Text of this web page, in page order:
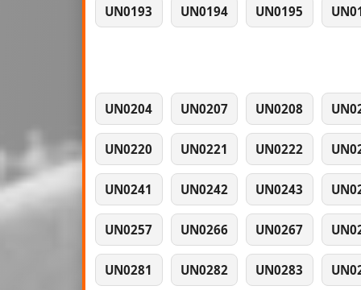
UN0193 UN0194 UN0195
UN0204 UN0207 UN0208
UN0220 UN0221 UN0222
UN0241 UN0242 UN0243
UN0257 UN0266 UN0267
UN0281 UN0282 UN0283